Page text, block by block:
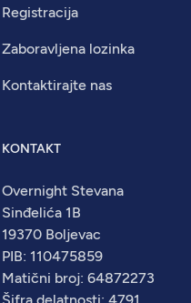
Registracija
Zaboravljena lozinka
Kontaktirajte nas
KONTAKT
Overnight Stevana
Sinđelića 1B
19370 Boljevac
PIB: 110475859
Matični broj: 64872273